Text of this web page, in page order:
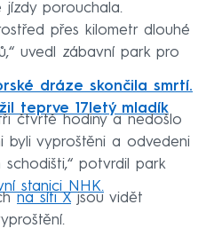
jízdy porouchala.
přes kilometr dlouhé
uvedl zábavní park pro
dráze skončila smrtí.
teprve 17letý mladík
čtvrtě hodiny a nedošlo
byli vyproštěni a odvedeni
potvrdil park
stanici NHK.
na síti X jsou vidět